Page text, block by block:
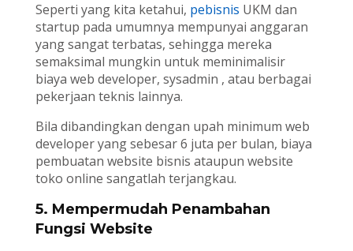
Seperti yang kita ketahui, pebisnis UKM dan
startup pada umumnya mempunyai anggaran
yang sangat terbatas, sehingga mereka
semaksimal mungkin untuk meminimalisir
biaya web developer, sysadmin , atau berbagai
pekerjaan teknis lainnya.
Bila dibandingkan dengan upah minimum web
developer yang sebesar 6 juta per bulan, biaya
pembuatan website bisnis ataupun website
toko online sangatlah terjangkau.
5. Mempermudah Penambahan
Fungsi Website